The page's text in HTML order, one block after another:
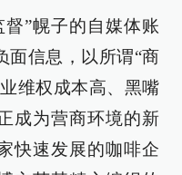
”幌子的自媒体账
面信息，以所谓“商
维权成本高、黑嘴
成为营商环境的新
快速发展的咖啡企